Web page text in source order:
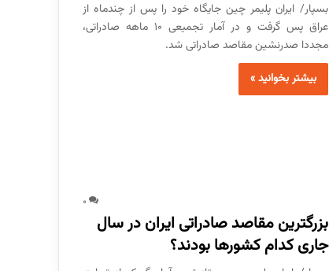
بسپار/ ایران پلیمر چین جایگاه خود را پس از چندماه از
عراق پس گرفت و در آمار تجمیعی ۱۰ ماهه صادراتی،
مجددا صدر‌نشین مقاصد صادراتی شد.
بیشتر بخوانید »
0
بزرگترین مقاصد صادراتی ایران در سال
جاری کدام کشورها بودند؟